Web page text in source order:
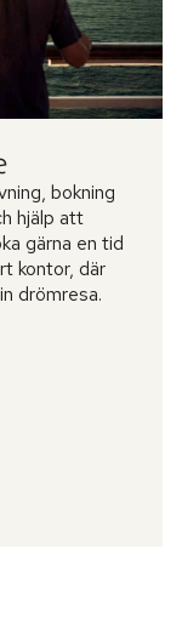
bokning
hjälp att
gärna en tid
kontor, där
drömresa.